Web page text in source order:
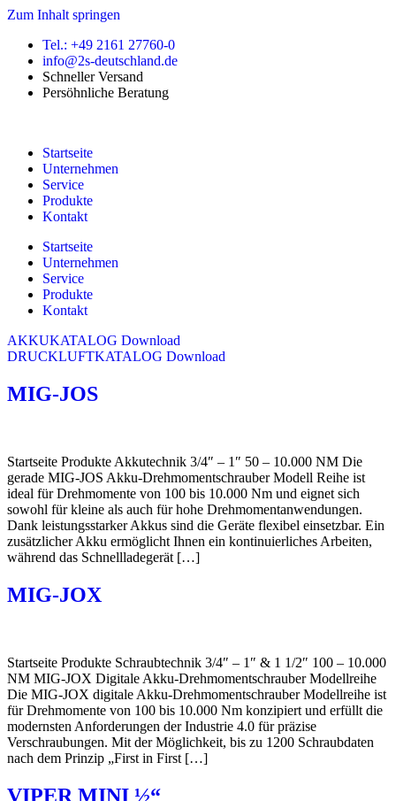
Zum Inhalt springen
Tel.: +49 2161 27760-0
info@2s-deutschland.de
Schneller Versand
Persöhnliche Beratung
Startseite
Unternehmen
Service
Produkte
Kontakt
Startseite
Unternehmen
Service
Produkte
Kontakt
AKKUKATALOG Download
DRUCKLUFTKATALOG Download
MIG-JOS
Startseite Produkte Akkutechnik 3/4″ – 1″ 50 – 10.000 NM Die
gerade MIG-JOS Akku-Drehmomentschrauber Modell Reihe ist
ideal für Drehmomente von 100 bis 10.000 Nm und eignet sich
sowohl für kleine als auch für hohe Drehmomentanwendungen.
Dank leistungsstarker Akkus sind die Geräte flexibel einsetzbar. Ein
zusätzlicher Akku ermöglicht Ihnen ein kontinuierliches Arbeiten,
während das Schnellladegerät […]
MIG-JOX
Startseite Produkte Schraubtechnik 3/4″ – 1″ & 1 1/2″ 100 – 10.000
NM MIG-JOX Digitale Akku-Drehmomentschrauber Modellreihe
Die MIG-JOX digitale Akku-Drehmomentschrauber Modellreihe ist
für Drehmomente von 100 bis 10.000 Nm konzipiert und erfüllt die
modernsten Anforderungen der Industrie 4.0 für präzise
Verschraubungen. Mit der Möglichkeit, bis zu 1200 Schraubdaten
nach dem Prinzip „First in First […]
VIPER MINI ½“